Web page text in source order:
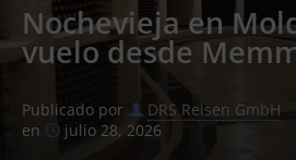
Nochevieja en
vuelo desde
Publicado por
DRS Reisen GmbH
en
julio 28, 2026